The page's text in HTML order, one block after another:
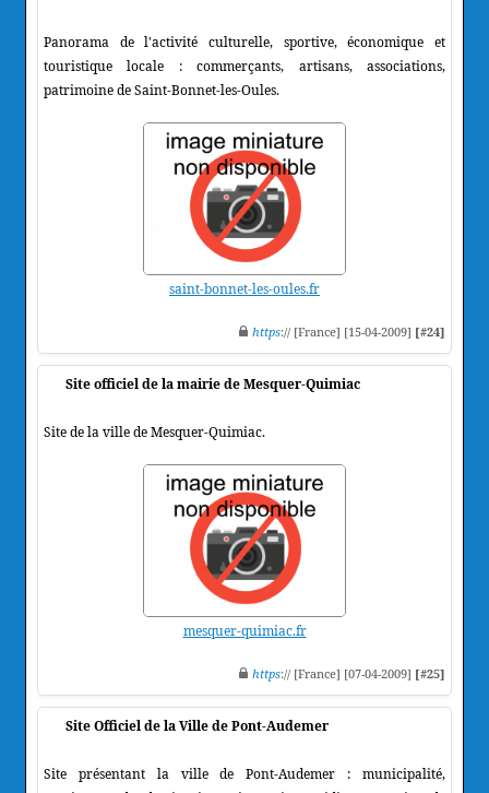
Panorama de l'activité culturelle, sportive, économique et
touristique locale : commerçants, artisans, associations,
patrimoine de Saint-Bonnet-les-Oules.
saint-bonnet-les-oules.fr
https:// [France] [15-04-2009] [#24]
Site officiel de la mairie de Mesquer-Quimiac
Site de la ville de Mesquer-Quimiac.
mesquer-quimiac.fr
https:// [France] [07-04-2009] [#25]
Site Officiel de la Ville de Pont-Audemer
Site présentant la ville de Pont-Audemer : municipalité,